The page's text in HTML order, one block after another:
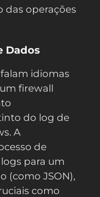
das operações
Dados
idiomas
firewall
do log de
A
de
para um
(como JSON),
como